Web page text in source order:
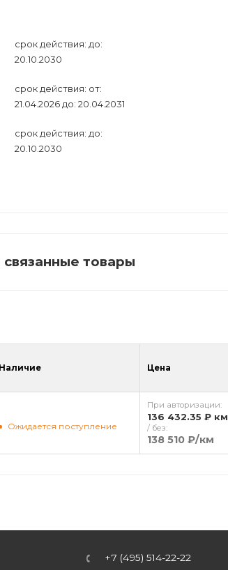
срок действия: до:
20.10.2030
срок действия: от:
21.04.2026 до: 20.04.2031
срок действия: до:
20.10.2030
товары
Наличие Цена
Ожидается поступление
При авторизации:
136 432.35 ₽ км
/ без:
138 510 ₽/км
+7 (495) 514-22-22